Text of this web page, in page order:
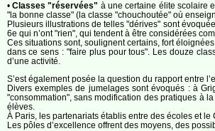
• Classes "réservées" à une certaine élite scolaire
"la bonne classe" (la classe "chouchoutée" où
Plusieurs illustrations de telles "dérives" sont
6e qui n’ont "rien", qui tendent à être considérées
Ces situations sont, soulignent certains, fort
dans ce sens : "faire plus pour tous". Les douze
d’une activité.
S’est également posée la question du rapport entre
Divers exemples de jumelages sont évoqués : à
"consommation", sans modification des pratiques à
élèves.
À Paris, les partenariats établis entre des écoles et
Les pôles d’excellence offrent des moyens, des